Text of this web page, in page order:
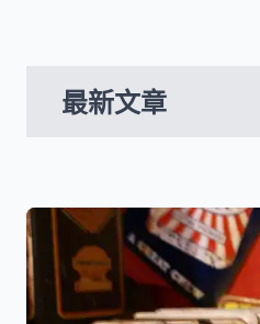
最新文章